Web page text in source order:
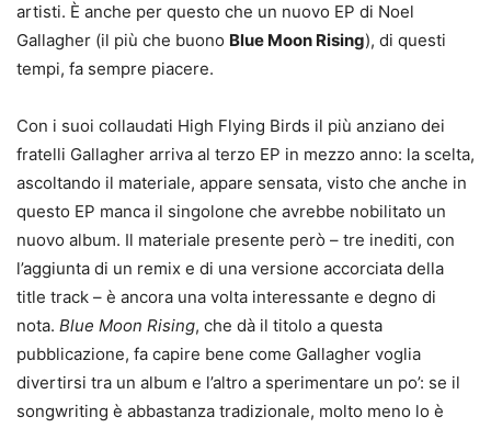
artisti. È anche per questo che un nuovo EP di Noel
Gallagher (il più che buono Blue Moon Rising), di questi
tempi, fa sempre piacere.
Con i suoi collaudati High Flying Birds il più anziano dei
fratelli Gallagher arriva al terzo EP in mezzo anno: la scelta,
ascoltando il materiale, appare sensata, visto che anche in
questo EP manca il singolone che avrebbe nobilitato un
nuovo album. Il materiale presente però – tre inediti, con
l’aggiunta di un remix e di una versione accorciata della
title track – è ancora una volta interessante e degno di
nota. Blue Moon Rising, che dà il titolo a questa
pubblicazione, fa capire bene come Gallagher voglia
divertirsi tra un album e l’altro a sperimentare un po’: se il
songwriting è abbastanza tradizionale, molto meno lo è